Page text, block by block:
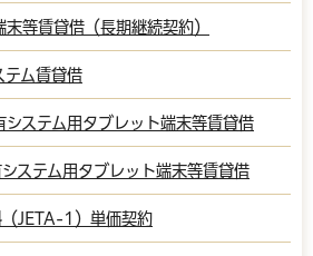
等賃貸借（長期継続契約）
テム賃貸借
システム用タブレット端末等賃貸借
ステム用タブレット端末等賃貸借
JETA-1）単価契約